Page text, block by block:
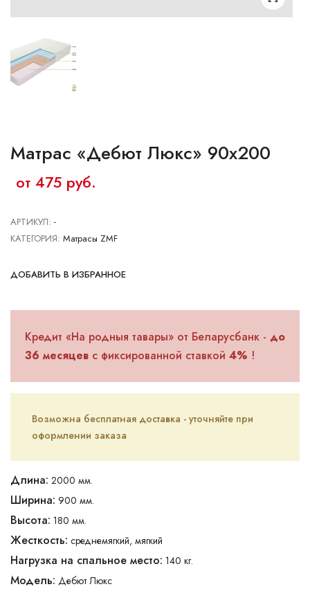
Могилев
Матрас «Дебют Люкс» 90х200
от 475 руб.
АРТИКУЛ: -
КАТЕГОРИЯ: Матрасы ZMF
ДОБАВИТЬ В ИЗБРАННОЕ
Кредит «На родныя тавары» от Беларусбанк - до
36 месяцев с фиксированной ставкой 4% !
Возможна бесплатная доставка - уточняйте при
оформлении заказа
Длина: 2000 мм.
Ширина: 900 мм.
Высота: 180 мм.
Жесткость: среднемягкий, мягкий
Нагрузка на спальное место: 140 кг.
Модель: Дебют Люкс